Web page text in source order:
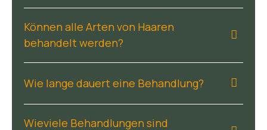
Können alle Arten von Haaren
behandelt werden?
Wie lange dauert eine Behandlung?
Wieviele Behandlungen sind